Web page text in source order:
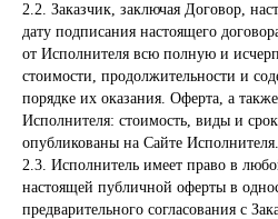
2.2. Заказчик, заключая Договор,
дату подписания настоящего
от Исполнителя всю полную и
стоимости, продолжительности и
порядке их оказания. Оферта, а
Исполнителя: стоимость, виды и
опубликованы на Сайте Исполнителя.
2.3. Исполнитель имеет право в
настоящей публичной оферты в
предварительного согласования с